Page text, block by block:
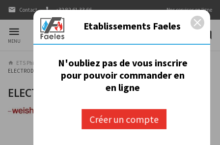
Contact +32 82 61 33 66 Nos services en ligne
MENU
ETS Philippe Faeles Nos produits CHAUFFAGE
BRULEURS
ELECTRODE WEISHAUPT WL10. WL5
ELECTRODE WEISHAUPT WL10. WL5
N'oubliez pas de vous inscrire
pour pouvoir commander en
en ligne
Etablissements Faeles
Créer un compte